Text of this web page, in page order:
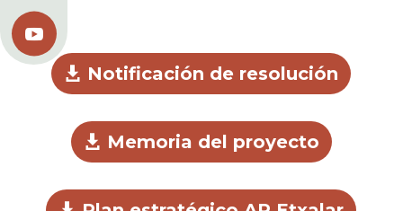

Notificación de resolución
Memoria del proyecto